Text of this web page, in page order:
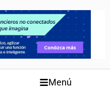
Menú